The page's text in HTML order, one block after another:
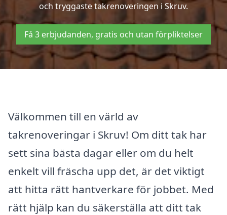
och tryggaste takrenoveringen i Skruv.
Få 3 erbjudanden, gratis och utan förpliktelser
Välkommen till en värld av
takrenoveringar i Skruv! Om ditt tak har
sett sina bästa dagar eller om du helt
enkelt vill fräscha upp det, är det viktigt
att hitta rätt hantverkare för jobbet. Med
rätt hjälp kan du säkerställa att ditt tak